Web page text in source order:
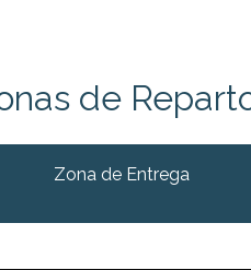
de
Zona de Entrega